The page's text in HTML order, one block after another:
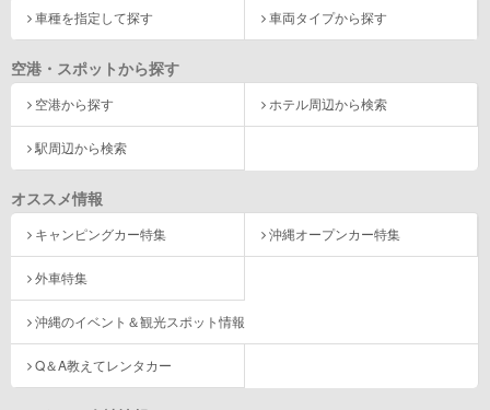
車種を指定して探す 車両タイプから探す
空港・スポットから探す
空港から探す ホテル周辺から検索
駅周辺から検索
オススメ情報
キャンピングカー特集 沖縄オープンカー特集
外車特集
沖縄のイベント＆観光スポット情報
Q＆A教えてレンタカー